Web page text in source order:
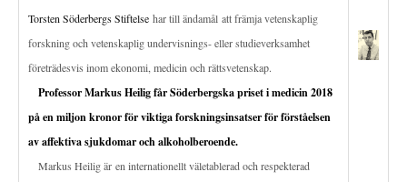
Torsten Söderbergs Stiftelse har till ändamål att främja vetenskaplig
forskning och vetenskaplig undervisnings- eller studieverksamhet
företrädesvis inom ekonomi, medicin och rättsvetenskap.
Professor Markus Heilig får Söderbergska priset i medicin 2018
på en miljon kronor för viktiga forskningsinsatser för förståelsen
av affektiva sjukdomar och alkoholberoende.
Markus Heilig är en internationellt väletablerad och respekterad